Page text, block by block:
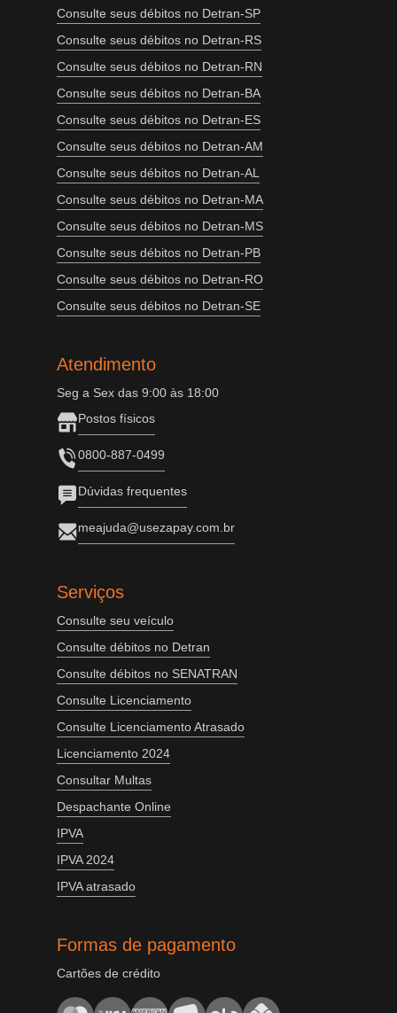
Consulte seus débitos no Detran-SP
Consulte seus débitos no Detran-RS
Consulte seus débitos no Detran-RN
Consulte seus débitos no Detran-BA
Consulte seus débitos no Detran-ES
Consulte seus débitos no Detran-AM
Consulte seus débitos no Detran-AL
Consulte seus débitos no Detran-MA
Consulte seus débitos no Detran-MS
Consulte seus débitos no Detran-PB
Consulte seus débitos no Detran-RO
Consulte seus débitos no Detran-SE
Atendimento
Seg a Sex das 9:00 às 18:00
Postos físicos
0800-887-0499
Dúvidas frequentes
meajuda@usezapay.com.br
Serviços
Consulte seu veículo
Consulte débitos no Detran
Consulte débitos no SENATRAN
Consulte Licenciamento
Consulte Licenciamento Atrasado
Licenciamento 2024
Consultar Multas
Despachante Online
IPVA
IPVA 2024
IPVA atrasado
Formas de pagamento
Cartões de crédito